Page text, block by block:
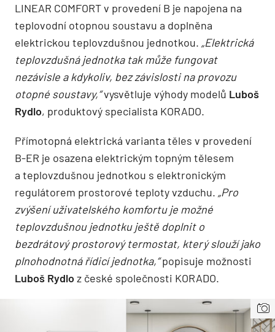
LINEAR COMFORT v provedení B je napojena na
teplovodní otopnou soustavu a doplněna
elektrickou teplovzdušnou jednotkou. „Elektrická
teplovzdušná jednotka tak může fungovat
nezávisle a kdykoliv, bez závislosti na provozu
otopné soustavy,“vysvětluje výhody modelů Luboš
Rydlo, produktový specialista KORADO.
Přímotopná elektrická varianta těles v provedení
B-ER je osazena elektrickým topným tělesem
a teplovzdušnou jednotkou s elektronickým
regulátorem prostorové teploty vzduchu. „Pro
zvýšení uživatelského komfortu je možné
teplovzdušnou jednotku ještě doplnit o
bezdrátový prostorový termostat, který slouží jako
plnohodnotná řídicí jednotka,“popisuje možnosti
Luboš Rydloz české společnosti KORADO.